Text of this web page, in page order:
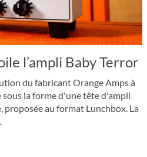
l’ampli Baby Terror
du fabricant Orange Amps à
sous la forme d'une tête d'ampli
proposée au format Lunchbox. La